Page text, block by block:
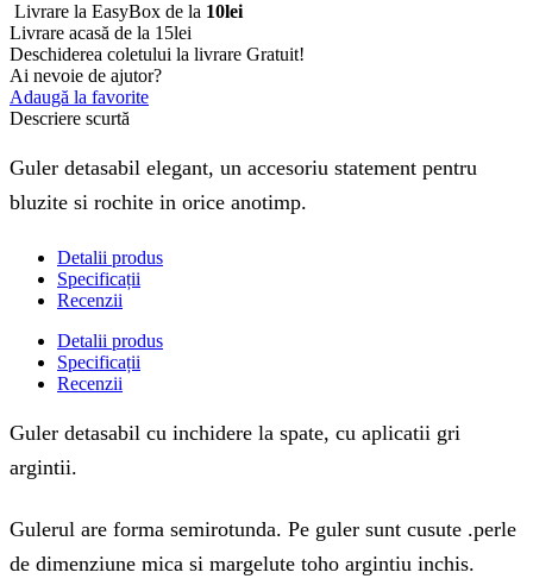
Livrare la EasyBox de la 10lei
Livrare acasă de la 15lei
Deschiderea coletului la livrare Gratuit!
Ai nevoie de ajutor?
Adaugă la favorite
Descriere scurtă
Guler detasabil elegant, un accesoriu statement pentru
bluzite si rochite in orice anotimp.
Detalii produs
Specificații
Recenzii
Detalii produs
Specificații
Recenzii
Guler detasabil cu inchidere la spate, cu aplicatii gri
argintii.
Gulerul are forma semirotunda. Pe guler sunt cusute .perle
de dimenziune mica si margelute toho argintiu inchis.